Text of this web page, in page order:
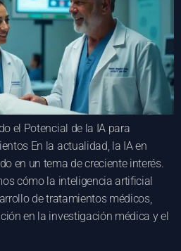
el Potencial de la IA para
En la actualidad, la IA en
en un tema de creciente interés.
cómo la inteligencia artificial
de tratamientos médicos,
en la investigación médica y el